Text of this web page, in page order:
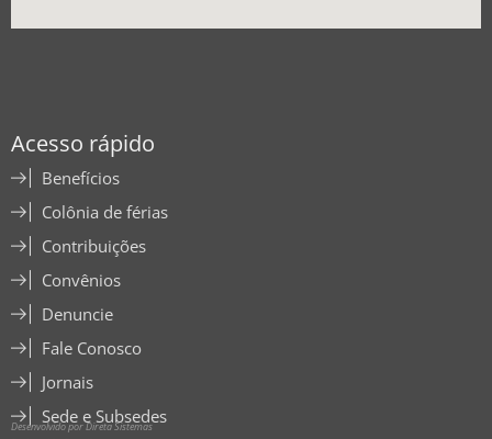
Acesso rápido
Benefícios
Colônia de férias
Contribuições
Convênios
Denuncie
Fale Conosco
Jornais
Sede e Subsedes
Desenvolvido por Direta Sistemas